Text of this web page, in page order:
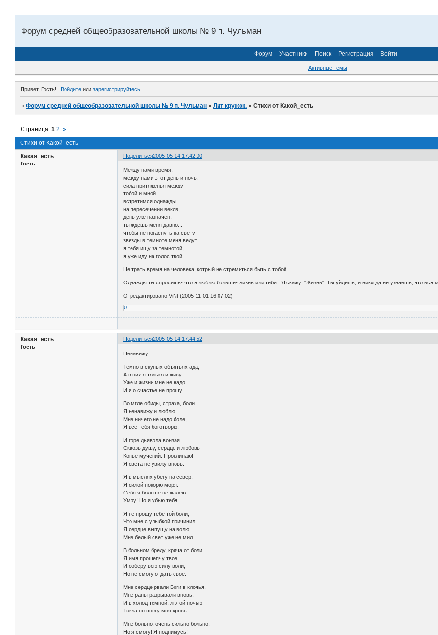
Форум средней общеобразовательной школы № 9 п. Чульман
Форум Участники Поиск Регистрация Войти
Активные темы
Привет, Гость! Войдитеили зарегистрируйтесь.
»Форум средней общеобразовательной школы № 9 п. Чульман »Лит кружок. »Стихи от Какой_есть
Стихи от Какой_есть
Страница:1 2 »
Поделиться2005-05-14 17:42:00
Какая_есть
Гость
Между нами время,
между нами этот день и ночь,
сила притяженья между
тобой и мной...
встретимся однажды
на пересечении веков,
день уже назначен,
ты ждешь меня давно...
чтобы не погаснуть на свету
звезды в темноте меня ведут
я тебя ищу за темнотой,
я уже иду на голос твой.....
Не трать время на человека, котрый не стремиться быть с тобой...
Однажды ты спросишь- что я люблю больше- жизнь или тебя...Я скажу: "Жизнь". Ты уйдешь, и никогда не узнаешь, что вся
Отредактировано ViNt (2005-11-01 16:07:02)
0
Поделиться2005-05-14 17:44:52
Какая_есть
Гость
Ненавижу
Темно в скупых объятьях ада,
А в них я только и живу.
Уже и жизни мне не надо
И я о счастье не прошу.
Во мгле обиды, страха, боли
Я ненавижу и люблю.
Мне ничего не надо боле,
Я все тебя боготворю.
И горе дьявола вонзая
Сквозь душу, сердце и любовь
Копье мучений. Проклинаю!
Я света не увижу вновь.
Я в мыслях убегу на север,
Я силой покорю моря.
Себя я больше не жалею.
Умру! Но я убью тебя.
Я не прощу тебе той боли,
Что мне с улыбкой причинил.
Я сердце выпущу на волю.
Мне белый свет уже не мил.
В больном бреду, крича от боли
Я имя прошепчу твое
И соберу всю силу воли,
Но не смогу отдать свое.
Мне сердце рвали Боги в клочья,
Мне раны разрывали вновь,
И в холод темной, лютой ночью
Текла по снегу моя кровь.
Мне больно, очень сильно больно,
Но я смогу! Я поднимусь!